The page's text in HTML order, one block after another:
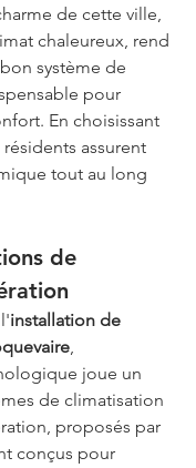
de cette ville,
chaleureux, rend
système de
pour
En choisissant
résidents assurent
tout au long
de
installation de
,
joue un
de climatisation
proposés par
conçus pour